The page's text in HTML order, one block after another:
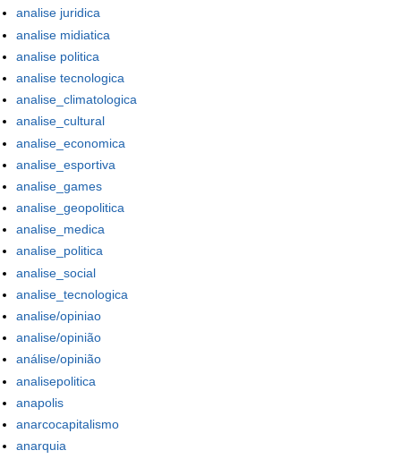
analise juridica
analise midiatica
analise politica
analise tecnologica
analise_climatologica
analise_cultural
analise_economica
analise_esportiva
analise_games
analise_geopolitica
analise_medica
analise_politica
analise_social
analise_tecnologica
analise/opiniao
analise/opinião
análise/opinião
analisepolitica
anapolis
anarcocapitalismo
anarquia